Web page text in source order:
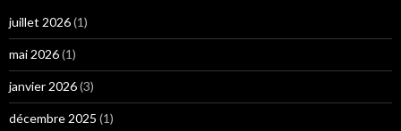
juillet 2026(1)
mai 2026(1)
janvier 2026(3)
décembre 2025 (1)